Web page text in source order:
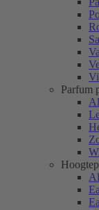
Parfum